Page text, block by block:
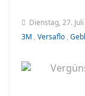
Dienstag, 27.
3M , Versaflo ,